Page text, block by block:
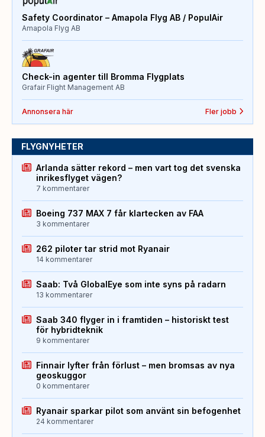
Safety Coordinator – Amapola Flyg AB / PopulAir
Amapola Flyg AB
Check-in agenter till Bromma Flygplats
Grafair Flight Management AB
Annonsera här Fler jobb
FLYGNYHETER
Arlanda sätter rekord – men vart tog det svenska
inrikesflyget vägen?
7 kommentarer
Boeing 737 MAX 7 får klartecken av FAA
3 kommentarer
262 piloter tar strid mot Ryanair
14 kommentarer
Saab: Två GlobalEye som inte syns på radarn
13 kommentarer
Saab 340 flyger in i framtiden – historiskt test
för hybridteknik
9 kommentarer
Finnair lyfter från förlust – men bromsas av nya
geoskuggor
0 kommentarer
Ryanair sparkar pilot som använt sin befogenhet
24 kommentarer